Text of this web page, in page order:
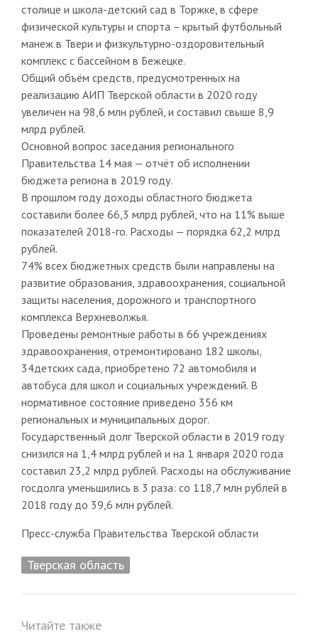
столице и школа-детский сад в Торжке, в сфере
физической культуры и спорта – крытый футбольный
манеж в Твери и физкультурно-оздоровительный
комплекс с бассейном в Бежецке.
Общий объём средств, предусмотренных на
реализацию АИП Тверской области в 2020 году
увеличен на 98,6 млн рублей, и составил свыше 8,9
млрд рублей.
Основной вопрос заседания регионального
Правительства 14 мая — отчёт об исполнении
бюджета региона в 2019 году.
В прошлом году доходы областного бюджета
составили более 66,3 млрд рублей, что на 11% выше
показателей 2018-го. Расходы — порядка 62,2 млрд
рублей.
74% всех бюджетных средств были направлены на
развитие образования, здравоохранения, социальной
защиты населения, дорожного и транспортного
комплекса Верхневолжья.
Проведены ремонтные работы в 66 учреждениях
здравоохранения, отремонтировано 182 школы,
34детских сада, приобретено 72 автомобиля и
автобуса для школ и социальных учреждений. В
нормативное состояние приведено 356 км
региональных и муниципальных дорог.
Государственный долг Тверской области в 2019 году
снизился на 1,4 млрд рублей и на 1 января 2020 года
составил 23,2 млрд рублей. Расходы на обслуживание
госдолга уменьшились в 3 раза: со 118,7 млн рублей в
2018 году до 39,6 млн рублей.
Пресс-служба Правительства Тверской области
Тверская область
Читайте также